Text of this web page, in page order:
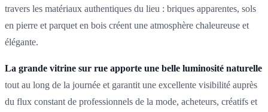
travers les matériaux authentiques du lieu : briques apparentes, sols
en pierre et parquet en bois créent une atmosphère chaleureuse et
élégante.
La grande vitrine sur rue apporte une belle luminosité naturelle
tout au long de la journée et garantit une excellente visibilité auprès
du flux constant de professionnels de la mode, acheteurs, créatifs et